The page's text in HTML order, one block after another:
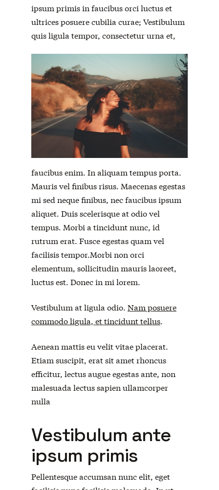
ipsum primis in faucibus orci luctus et
ultrices posuere cubilia curae; Vestibulum
quis ligula tempor, consectetur urna et,
faucibus enim. In aliquam tempus porta.
Mauris vel finibus risus. Maecenas egestas
mi sed neque finibus, nec faucibus ipsum
aliquet. Duis scelerisque at odio vel
tempus. Morbi a tincidunt nunc, id
rutrum erat. Fusce egestas quam vel
facilisis tempor.Morbi non orci
elementum, sollicitudin mauris laoreet,
luctus est. Donec in mi lorem.
Vestibulum at ligula odio. Nam posuere
commodo ligula, et tincidunt tellus.
Aenean mattis eu velit vitae placerat.
Etiam suscipit, erat sit amet rhoncus
efficitur, lectus augue egestas ante, non
malesuada lectus sapien ullamcorper
nulla
Vestibulum ante
ipsum primis
Pellentesque accumsan nunc elit, eget